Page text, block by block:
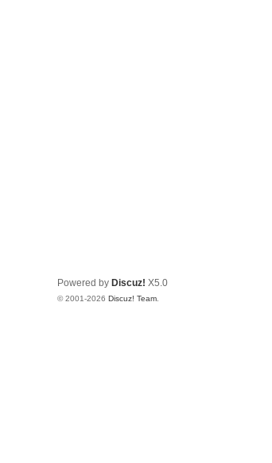
Powered by Discuz! X5.0
© 2001-2026 Discuz! Team